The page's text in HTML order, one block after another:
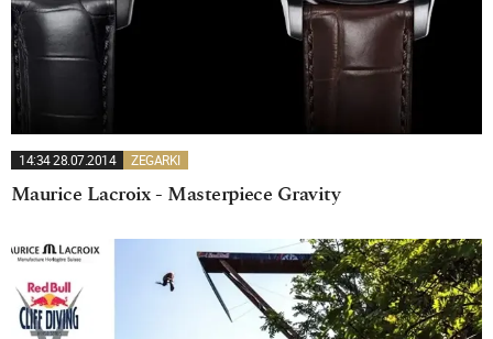
14:34 28.07.2014 ZEGARKI
Maurice Lacroix - Masterpiece Gravity